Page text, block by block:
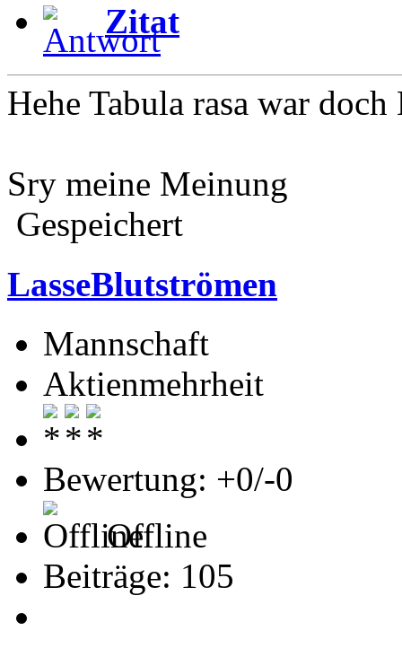
Zitat
Hehe Tabula rasa war
Sry meine Meinung
Gespeichert
LasseBlutströmen
Mannschaft
Aktienmehrheit
Bewertung: +0/-0
Offline
Beiträge: 105